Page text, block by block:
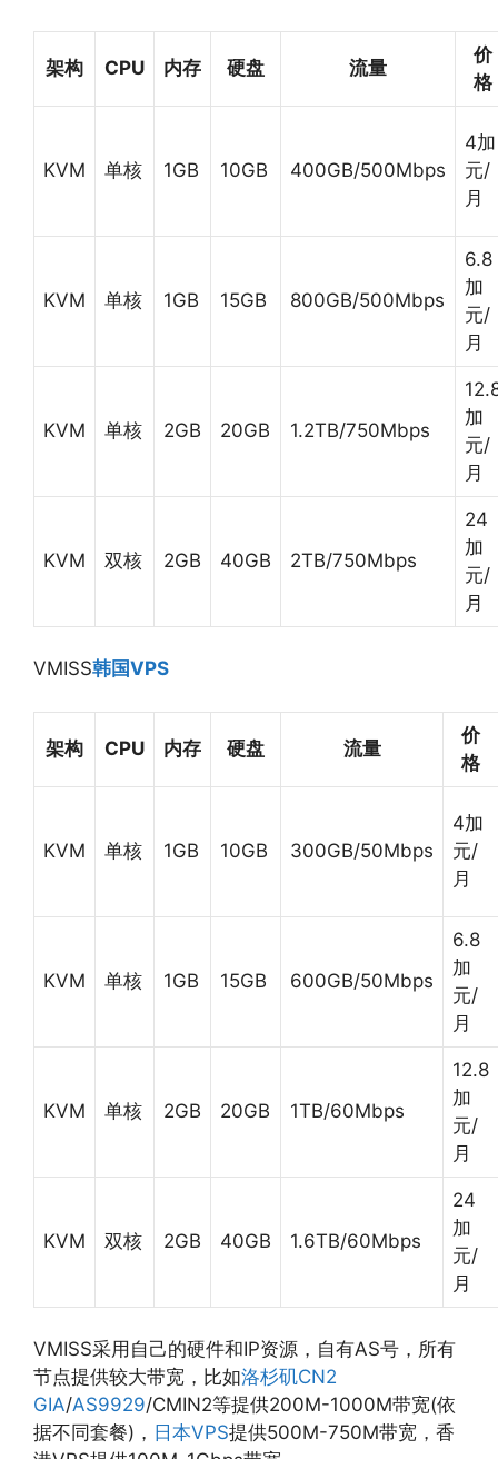
架构 CPU 内存 硬盘 流量
价
格
KVM 单核 1GB 10GB 400GB/500Mbps
4加
元/
月
KVM 单核 1GB 15GB 800GB/500Mbps
6.8
加
元/
月
KVM 单核 2GB 20GB 1.2TB/750Mbps
加
元/
月
KVM 双核 2GB 40GB 2TB/750Mbps
24
加
元/
月
VMISS韩国VPS
架构 CPU 内存 硬盘 流量
价
格
KVM 单核 1GB 10GB 300GB/50Mbps
4加
元/
月
KVM 单核 1GB 15GB 600GB/50Mbps
6.8
加
元/
月
KVM 单核 2GB 20GB 1TB/60Mbps
12.8
加
元/
月
KVM 双核 2GB 40GB 1.6TB/60Mbps
24
加
元/
月
VMISS采用自己的硬件和IP资源，自有AS号，所有
节点提供较大带宽，比如洛杉矶CN2
GIA/AS9929/CMIN2等提供200M-1000M带宽(依
据不同套餐)， 日本VPS提供500M-750M带宽，香